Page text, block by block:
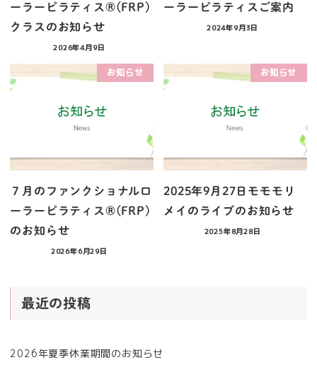
ーラーピラティス®︎(FRP)
クラスのお知らせ
2026年4月9日
ーラーピラティスご案内
2024年9月3日
お知らせ
７月のファンクショナルロ
ーラーピラティス®︎(FRP)
のお知らせ
2026年6月29日
お知らせ
2025年9月27日モモモリ
メイのライブのお知らせ
2025年8月28日
最近の投稿
2026年夏季休業期間のお知らせ